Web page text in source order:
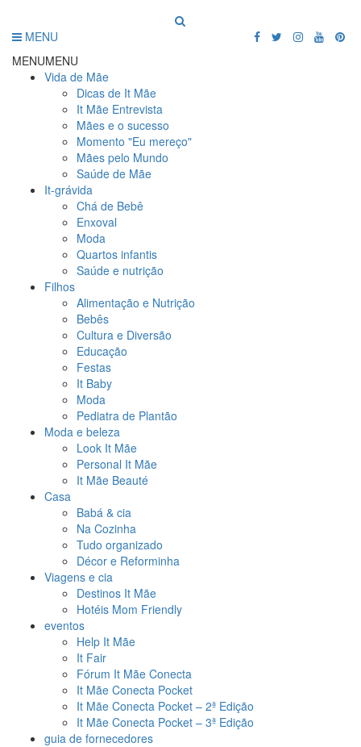
MENU
MENUMENU
Vida de Mãe
Dicas de It Mãe
It Mãe Entrevista
Mães e o sucesso
Momento "Eu mereço"
Mães pelo Mundo
Saúde de Mãe
It-grávida
Chá de Bebê
Enxoval
Moda
Quartos infantis
Saúde e nutrição
Filhos
Alimentação e Nutrição
Bebês
Cultura e Diversão
Educação
Festas
It Baby
Moda
Pediatra de Plantão
Moda e beleza
Look It Mãe
Personal It Mãe
It Mãe Beauté
Casa
Babá & cia
Na Cozinha
Tudo organizado
Décor e Reforminha
Viagens e cia
Destinos It Mãe
Hotéis Mom Friendly
eventos
Help It Mãe
It Fair
Fórum It Mãe Conecta
It Mãe Conecta Pocket
It Mãe Conecta Pocket – 2ª Edição
It Mãe Conecta Pocket – 3ª Edição
guia de fornecedores